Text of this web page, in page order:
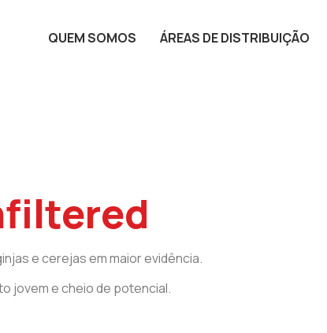
QUEM SOMOS ÁREAS DE DISTRIBUIÇÃO
e cerejas em maior evidência.
jovem e cheio de potencial.